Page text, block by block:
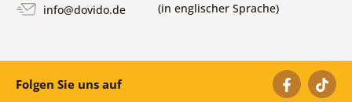
info@dovido.de (in englischer Sprache)
Folgen Sie uns auf